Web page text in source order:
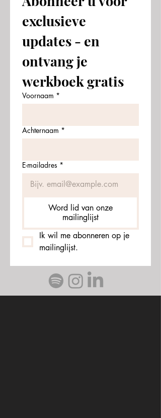
exclusieve
updates - en
ontvang je
werkboek gratis
Voornaam *
Achternaam *
E-mailadres *
Word lid van onze
mailinglijst
Ik wil me abonneren op je
mailinglijst.